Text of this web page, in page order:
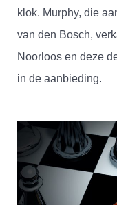
klok. Murphy, die
van den Bosch,
Noorloos en deze
in de aanbieding.